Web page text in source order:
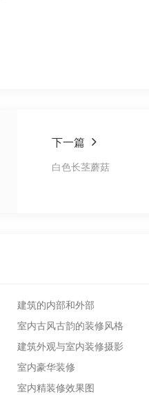
下一篇
白色长茎蘑菇
建筑的内部和外部
室内古风古韵的装修风格
建筑外观与室内装修摄影
室内豪华装修
室内精装修效果图